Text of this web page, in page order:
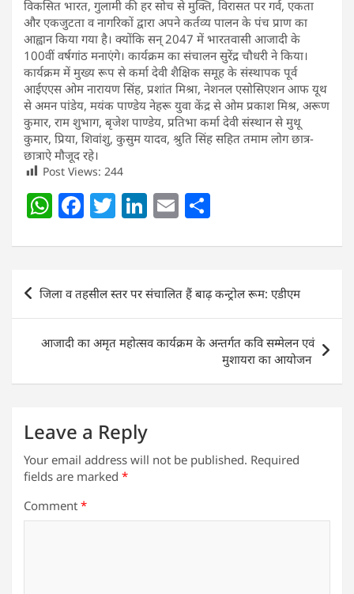
विकसित भारत, गुलामी की हर सोच से मुक्ति, विरासत पर गर्व, एकता
और एकजुटता व नागरिकों द्वारा अपने कर्तव्य पालन के पंच प्राण का
आह्वान किया गया है। क्योंकि सन् 2047 में भारतवासी आजादी के
100वीं वर्षगांठ मनाएंगे। कार्यक्रम का संचालन सुरेंद्र चौधरी ने किया।
कार्यक्रम में मुख्य रूप से कर्मा देवी शैक्षिक समूह के संस्थापक पूर्व
आईएएस ओम नारायण सिंह, प्रशांत मिश्रा, नेशनल एसोसिएशन आफ यूथ
से अमन पांडेय, मयंक पाण्डेय नेहरू युवा केंद्र से ओम प्रकाश मिश्र, अरूण
कुमार, राम शुभाग, बृजेश पाण्डेय, प्रतिभा कर्मा देवी संस्थान से मुथू
कुमार, प्रिया, शिवांशु, कुसुम यादव, श्रुति सिंह सहित तमाम लोग छात्र-
छात्राऐ मौजूद रहे।
Post Views: 244
W
at
s
A
p
p
F
c
e
b
o
o
k
T
itt
er
Li
k
e
dI
n
E
ai
l
ar
e
Post
navigation
जिला व तहसील स्तर पर संचालित हैं बाढ़ कन्ट्रोल रूम: एडीएम
आजादी का अमृत महोत्सव कार्यक्रम के अन्तर्गत कवि सम्मेलन एवं
मुशायरा का आयोजन
Leave a Reply
Your email address will not be published. Required
fields are marked *
Comment *